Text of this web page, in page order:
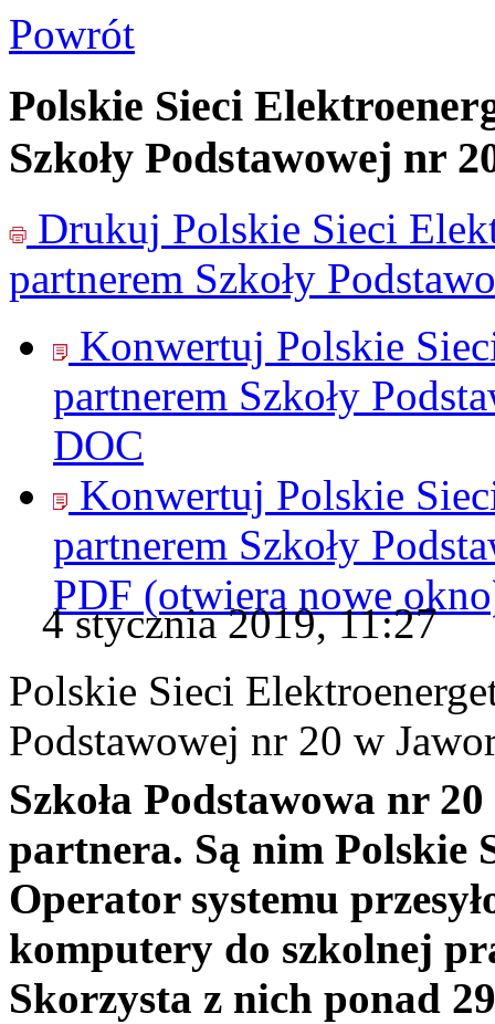
Powrót
Polskie Sieci
Szkoły Podstawowej nr
Drukuj Polskie Sieci
partnerem Szkoły
Konwertuj Polskie
partnerem Szkoły
DOC
Konwertuj Polskie
partnerem Szkoły
PDF (otwiera nowe
4 stycznia 2019, 11:27
Polskie Sieci
Podstawowej nr 20 w
Szkoła Podstawowa nr
partnera. Są nim Polskie
Operator systemu
komputery do szkolnej
Skorzysta z nich ponad